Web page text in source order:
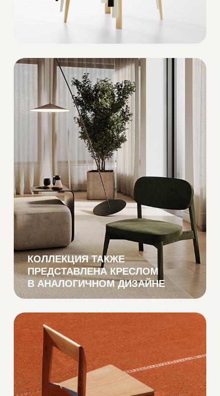
RAL6013
RAL9005 RAL1002
Чёрный
Коньяк
Рустик
Белёное
ТОНИРОВАНИЕ
Ясень
НАТУРАЛЬНОЕ ДЕРЕВО
ПРИМЕРЫ ОТДЕЛКИ ДЕРЕВА
Мы можем изготовить для вас мебель
практически в любом цвете. При необходимости,
чтобы определиться, какой вариант отделки